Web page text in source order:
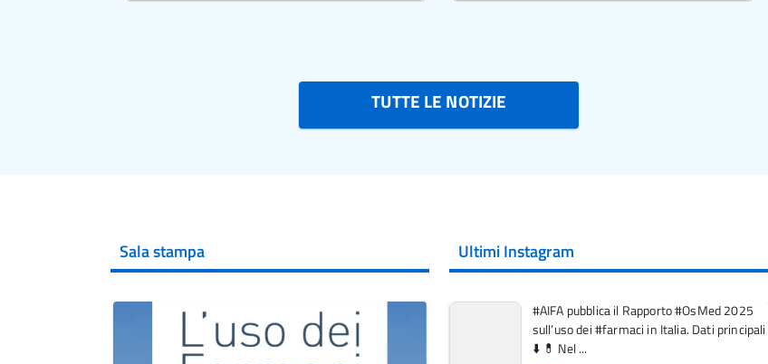
TUTTE LE NOTIZIE
Sala stampa Ultimi Instagram
#AIFA pubblica il Rapporto #OsMed 2025
sull’uso dei #farmaci in Italia. Dati principali
⬇️ 💊 Nel ...